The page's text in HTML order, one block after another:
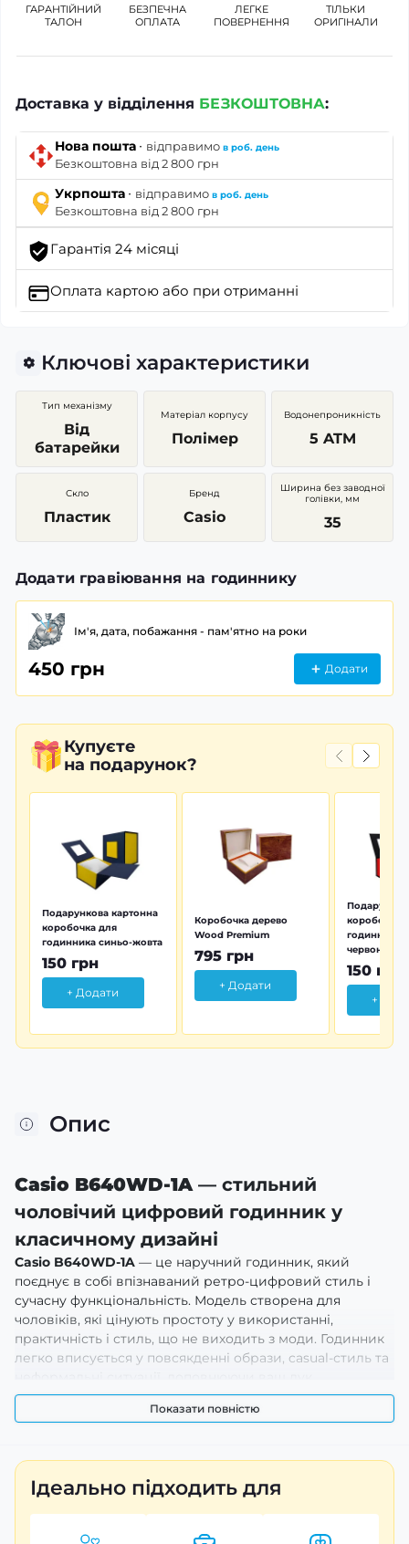
ГАРАНТІЙНИЙ
ТАЛОН
БЕЗПЕЧНА
ОПЛАТА
ЛЕГКЕ
ПОВЕРНЕННЯ
ТІЛЬКИ
ОРИГІНАЛИ
Доставка у відділення БЕЗКОШТОВНА:
Нова пошта · відправимо в роб. день
Безкоштовна від 2 800 грн
Укрпошта · відправимо в роб. день
Безкоштовна від 2 800 грн
Гарантія 24 місяці
Оплата картою або при отриманні
Ключові характеристики
Тип механізму
Від
батарейки
Матеріал корпусу
Полімер
Водонепроникність
5 ATM
Скло
Пластик
Бренд
Casio
Ширина без заводної
голівки, мм
35
Додати гравіювання на годиннику
Ім'я, дата, побажання - пам'ятно на роки
450 грн Додати
Купуєте
на подарунок?
Подарункова картонна
коробочка для
годинника синьо-жовта
150 грн
+ Додати
Коробочка дерево
Wood Premium
795 грн
+ Додати
коробочка
годинника
червона
150 грн
+
Опис
Casio B640WD-1A— стильний
чоловічий цифровий годинник у
класичному дизайні
Casio B640WD-1A — це наручний годинник, який
поєднує в собі впізнаваний ретро-цифровий стиль і
сучасну функціональність. Модель створена для
чоловіків, які цінують простоту у використанні,
практичність і стиль, що не виходить з моди. Годинник
легко вписується у повсякденні образи, casual-стиль та
неформальні ситуації, доповнюючи ваш лук
стриманим, але впевненим характером. Завдяки
кварцовому механізму та цифровому дисплею ви
для щоденного використання.
Показати повністю
Ідеально підходить для